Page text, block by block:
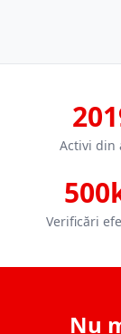
Activi din
Verificări
Nu